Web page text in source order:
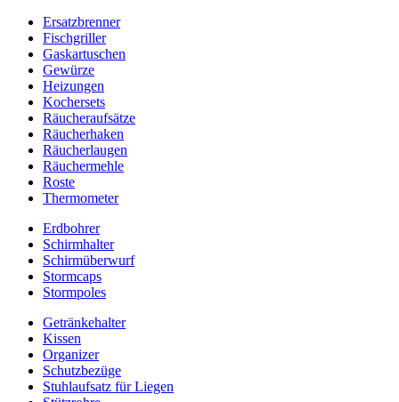
Ersatzbrenner
Fischgriller
Gaskartuschen
Gewürze
Heizungen
Kochersets
Räucheraufsätze
Räucherhaken
Räucherlaugen
Räuchermehle
Roste
Thermometer
Erdbohrer
Schirmhalter
Schirmüberwurf
Stormcaps
Stormpoles
Getränkehalter
Kissen
Organizer
Schutzbezüge
Stuhlaufsatz für Liegen